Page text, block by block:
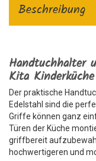
Beschreibung
Handtuchhalter
Kita
Der praktische
Edelstahl sind die
Griffe können ganz
Türen der Küche
griffbereit
hochwertigeren und